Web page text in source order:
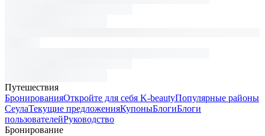
Путешествия
БронированияОткройте для себя K-beautyПопулярные районы
СеулаТекущие предложенияКупоныБлогиБлоги
пользователейРуководство
Бронирование